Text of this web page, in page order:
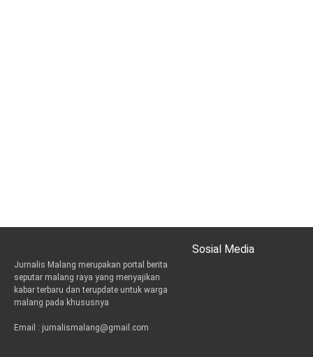
Jurnalis Malang merupakan portal berita
seputar malang raya yang menyajikan
kabar terbaru dan terupdate untuk warga
malang pada khususnya
Email : jurnalismalang@gmail.com
Sosial Media